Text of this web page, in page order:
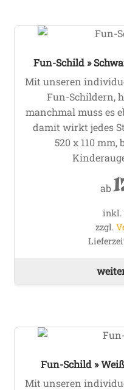
Fun-Schild »
Mit unseren
Fun-Schildern,
manchmal muss es
damit wirkt jedes
520 x 110
ab
inkl.
zzgl.
Fun-Schild »
Mit unseren